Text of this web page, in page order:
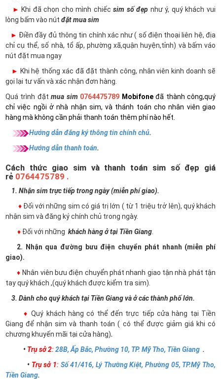
► Khi đã chọn cho mình chiếcsim số đẹp như ý, quý khách vui
lòng bấm vào nút đặt mua sim
► Điền đầy đủ thông tin chính xác như ( số điện thoại liên hệ, địa
chỉ cụ thể, số nhà, tổ ấp, phường xã,quận huyện,tỉnh) và bấm váo
nút đặt mua ngay
► Khi hệ thống xác đã đặt thành công, nhân viên kinh doanh sẽ
gọi lại tư vấn và xác nhận đơn hàng.
Quá trình đặtmua sim 0764475789 Mobifoneđã thành công,quý
chỉ việc ngồi ở nhà nhận sim, và thánh toán cho nhân viên giao
hàng mà không cần phải thanh toán thêm phí nào hết.
Hướng dẫn đăng ký thông tin chính chủ.
Hướng dẫn thanh toán.
Cách thức giao sim và thanh toán sim số đẹp giá
rẻ 0764475789 .
1. Nhận sim trực tiếp trong ngày (miễn phí giao).
♦ Đối với những sim có giá trị lớn ( từ 1 triệu trở lên), quý khách
nhận sim và đăng ký chính chủ trong ngày.
♦ Đối với những khách hàng ở tại Tiền Giang
2. Nhận qua đường bưu điện chuyển phát nhanh (miễn phí
giao).
♦ Nhân viên bưu điện chuyển phát nhanh giao tận nhà phát tận
tay quý khách ,(quý khách được kiểm tra sim).
3. Dành cho quý khách tại Tiền Giang và ở các thành phố lớn.
♦ Quý khách hàng có thể đến trực tiếp cửa hàng tại Tiền
Giang để nhận sim và thanh toán ( có thể được giảm giá khi có
chương khuyến mãi tại cửa hàng).
• Trụ sở 2:28B, Ấp Bắc, Phường 10, TP. Mỹ Tho, Tiền Giang .
• Trụ sở 1: Số 41/416, Lý Thường Kiệt, Phường 05, TP.Mỹ Tho,
Tiền Giang.